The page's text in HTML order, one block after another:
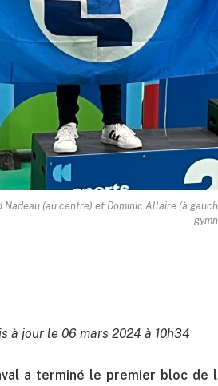
Nadeau (au centre) et Dominic Allaire (à
à jour le 06 mars 2024 à 10h34
a terminé le premier bloc de